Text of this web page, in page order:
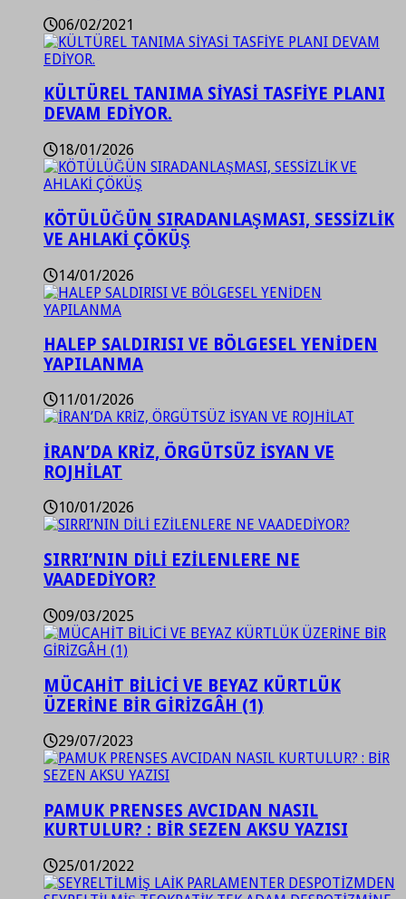
06/02/2021
KÜLTÜREL TANIMA SİYASİ TASFİYE PLANI
DEVAM EDİYOR.
18/01/2026
KÖTÜLÜĞÜN SIRADANLAŞMASI, SESSİZLİK
VE AHLAKİ ÇÖKÜŞ
14/01/2026
HALEP SALDIRISI VE BÖLGESEL YENİDEN
YAPILANMA
11/01/2026
İRAN’DA KRİZ, ÖRGÜTSÜZ İSYAN VE
ROJHİLAT
10/01/2026
SIRRI’NIN DİLİ EZİLENLERE NE
VAADEDİYOR?
09/03/2025
MÜCAHİT BİLİCİ VE BEYAZ KÜRTLÜK
ÜZERİNE BİR GİRİZGÂH (1)
29/07/2023
PAMUK PRENSES AVCIDAN NASIL
KURTULUR? : BİR SEZEN AKSU YAZISI
25/01/2022